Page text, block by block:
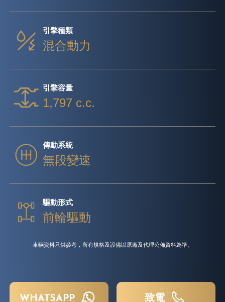
引擎種類
混合動力
引擎容量
1,797 c.c.
傳動系統
無段變速
驅動形式
前輪驅動
車輛資料只供參考，所有規格及設備以原廠及代理公佈資料為準。
WHATSAPP 致電